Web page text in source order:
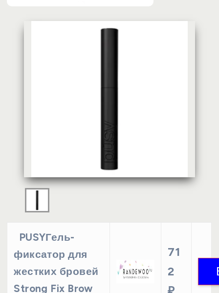
PUSYГель-
фиксатор для
жестких бровей
Strong Fix Brow
71
2